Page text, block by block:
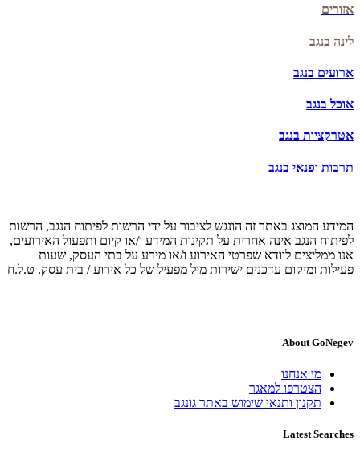
אזורים
לינה בנגב
ארועים בנגב
אוכל בנגב
אטרקציות בנגב
תרבות ופנאי בנגב
המידע המוצג באתר זה הונגש לציבור על ידי הרשות לפיתוח הנגב, הרשות
לפיתוח הנגב אינה אחרית על תקינות המידע ו/או קיום ותפעול האירועים,
אנו ממליצים לוודא שפרטי האירוע ו/או מידע על בתי העסק, שעות
פעילות ומיקום עדכנים ישירות מול מפעיל של כל אירוע / בית עסק. ט.ל.ח
About GoNegev
מי אנחנו
הצטרפו למאגר
תקנון ותנאי שימוש באתר גונגב
Latest Searches